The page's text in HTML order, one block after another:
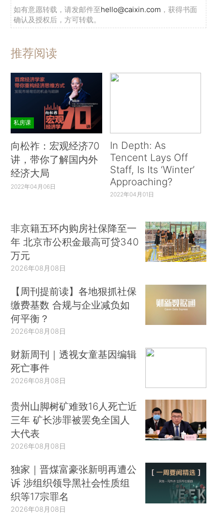
如有意愿转载，请发邮件至hello@caixin.com ，获得书面
确认及授权后，方可转载。
推荐阅读
私房课
向松祚：宏观经济70
讲，带你了解国内外
经济大局
2022年04月06日
In Depth: As
Tencent Lays Off
Staff, Is Its ‘Winter’
Approaching?
2022年04月01日
非京籍五环内购房社保降至一
年 北京市公积金最高可贷340
万元
2026年08月08日
【周刊提前读】各地狠抓社保
缴费基数 合规与企业减负如
何平衡？
2026年08月08日
财新周刊｜透视女童基因编辑
死亡事件
2026年08月08日
贵州山脚树矿难致16人死亡近
三年 矿长涉罪被罢免全国人
大代表
2026年08月08日
独家｜晋煤富豪张新明再遭公
诉 涉组织领导黑社会性质组
织等17宗罪名
2026年08月08日